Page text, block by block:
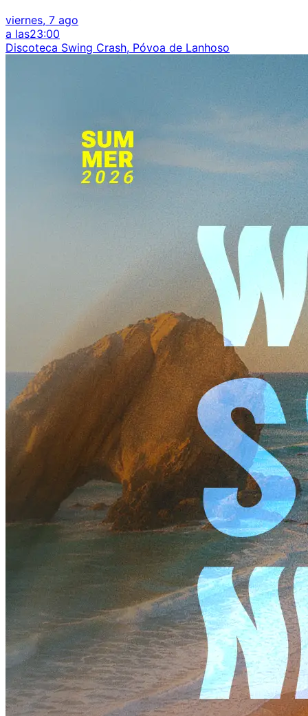
viernes, 7 ago
a las23:00
Discoteca Swing Crash, Póvoa de Lanhoso